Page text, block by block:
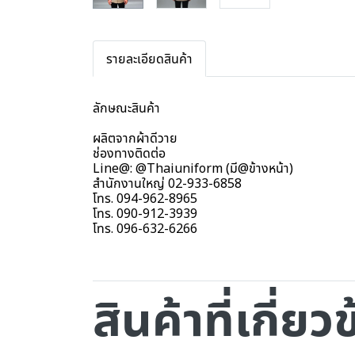
รายละเอียดสินค้า
ลักษณะสินค้า
ผลิตจากผ้าดีวาย
ช่องทางติดต่อ
Line@: @Thaiuniform (มี@ข้างหน้า)
สำนักงานใหญ่ 02-933-6858
โทร. 094-962-8965
โทร. 090-912-3939
โทร. 096-632-6266
สินค้าที่เกี่ยว